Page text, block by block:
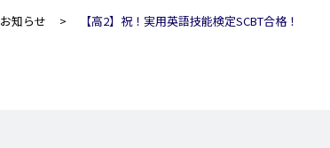
お知らせ 【高2】祝！実用英語技能検定SCBT合格！